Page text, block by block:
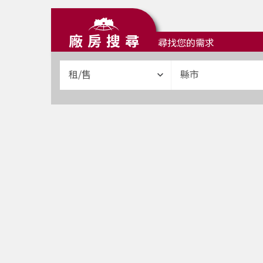
廠房搜尋 尋找您的需求
租/售 縣市